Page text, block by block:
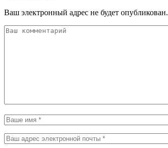
Ваш электронный адрес не будет опубликован.